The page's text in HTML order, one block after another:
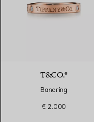
T&CO.®
Bandring
€ 2.000